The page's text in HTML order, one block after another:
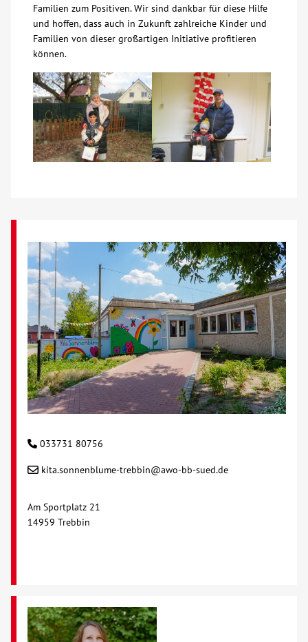
Suche
Kontakt
AWO BB Süd
Familien zum Positiven. Wir sind dankbar für diese Hilfe
und hoffen, dass auch in Zukunft zahlreiche Kinder und
Familien von dieser großartigen Initiative profitieren
können.
033731 80756
kita.sonnenblume-trebbin@awo-bb-sued.de
Am Sportplatz 21
14959 Trebbin